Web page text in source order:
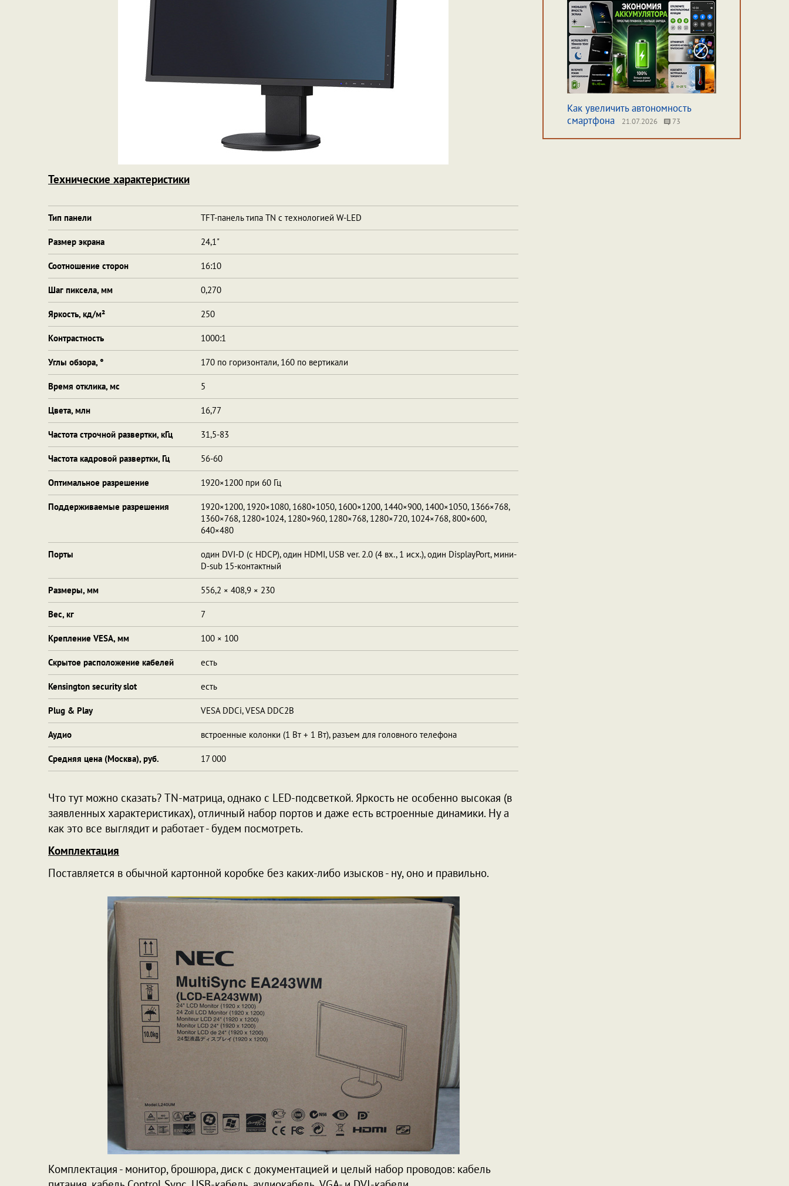
Технические характеристики
Тип панели TFT-панель типа TN с технологией W-LED
Размер экрана 24,1"
Соотношение сторон 16:10
Шаг пиксела, мм 0,270
Яркость, кд/м² 250
Контрастность 1000:1
Углы обзора, ° 170 по горизонтали, 160 по вертикали
Время отклика, мс 5
Цвета, млн 16,77
Частота строчной развертки, кГц 31,5-83
Частота кадровой развертки, Гц 56-60
Оптимальное разрешение 1920×1200 при 60 Гц
Поддерживаемые разрешения
1920×1200, 1920×1080, 1680×1050, 1600×1200, 1440×900, 1400×1050, 1366×768,
1360×768, 1280×1024, 1280×960, 1280×768, 1280×720, 1024×768, 800×600,
640×480
Порты
один DVI-D (с HDCP), один HDMI, USB ver. 2.0 (4 вх., 1 исх.), один DisplayPort, мини-
D-sub 15-контактный
Размеры, мм 556,2 × 408,9 × 230
Вес, кг 7
Крепление VESA, мм 100 × 100
Скрытое расположение кабелей есть
Kensington security slot есть
Plug & Play VESA DDCi, VESA DDC2B
Аудио встроенные колонки (1 Вт + 1 Вт), разъем для головного телефона
Средняя цена (Москва), руб. 17 000
Что тут можно сказать? TN-матрица, однако с LED-подсветкой. Яркость не особенно высокая (в
заявленных характеристиках), отличный набор портов и даже есть встроенные динамики. Ну а
как это все выглядит и работает - будем посмотреть.
Комплектация
Поставляется в обычной картонной коробке без каких-либо изысков - ну, оно и правильно.
Комплектация - монитор, брошюра, диск с документацией и целый набор проводов: кабель
Как увеличить автономность
смартфона
21.07.2026 73